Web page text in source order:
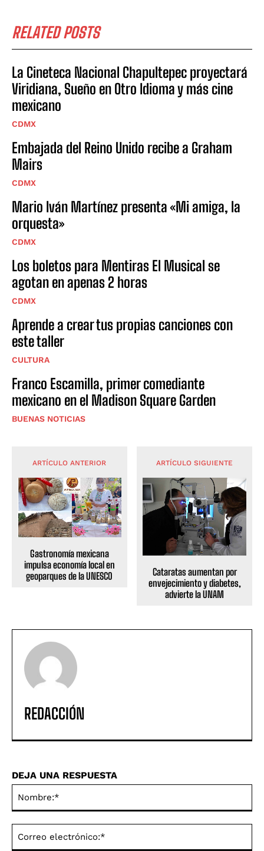
RELATED POSTS
La Cineteca Nacional Chapultepec proyectará
Viridiana, Sueño en Otro Idioma y más cine
mexicano
CDMX
Embajada del Reino Unido recibe a Graham
Mairs
CDMX
Mario Iván Martínez presenta «Mi amiga, la
orquesta»
CDMX
Los boletos para Mentiras El Musical se
agotan en apenas 2 horas
CDMX
Aprende a crear tus propias canciones con
este taller
CULTURA
Franco Escamilla, primer comediante
mexicano en el Madison Square Garden
BUENAS NOTICIAS
ARTÍCULO ANTERIOR
Gastronomía mexicana
impulsa economía local en
geoparques de la UNESCO
ARTÍCULO SIGUIENTE
Cataratas aumentan por
envejecimiento y diabetes,
advierte la UNAM
REDACCIÓN
DEJA UNA RESPUESTA